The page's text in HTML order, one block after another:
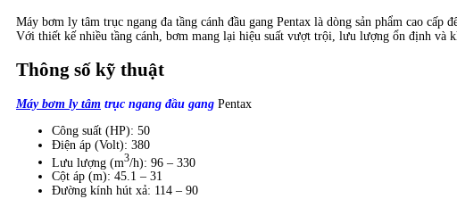
Máy bơm ly tâm trục ngang đa tầng cánh đầu gang Pentax là dòng sản phẩm cao cấp
Với thiết kế nhiều tầng cánh, bơm mang lại hiệu suất vượt trội, lưu lượng ổn định và
Thông số kỹ thuật
Máy bơm ly tâm trục ngang đầu gang Pentax
Công suất (HP): 50
Điện áp (Volt): 380
Lưu lượng (m3/h): 96 – 330
Cột áp (m): 45.1 – 31
Đường kính hút xả: 114 – 90